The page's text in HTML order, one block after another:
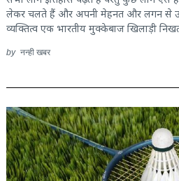
लेकर चलते हैं और अपनी मेहनत और लगन से
व्यक्तित्व एक भारतीय मुक्केबाज खिलाड़ी
by नन्ही खबर